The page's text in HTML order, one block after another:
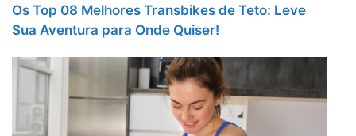
Os Top 08 Melhores Transbikes de Teto: Leve
Sua Aventura para Onde Quiser!